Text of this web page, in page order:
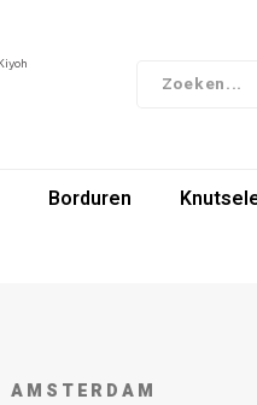
Borduren
AMSTERDAM